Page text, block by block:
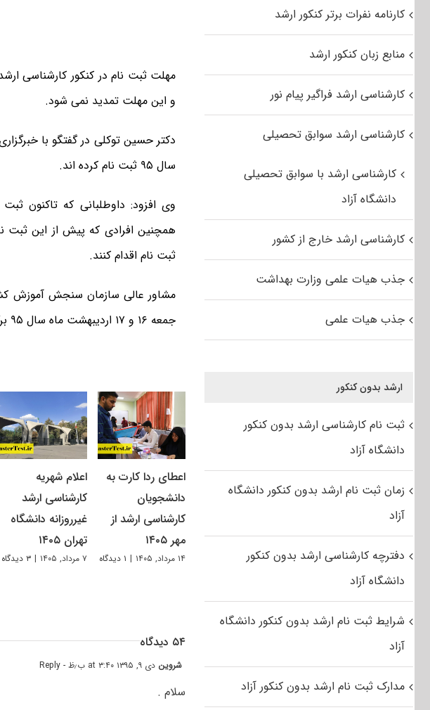
و این مهلت تمدید نمی شود.
سال ۹۵ ثبت نام کرده اند.
وی افزود: داوطلبانی که تاکنون
همچنین افرادی که پیش از این ثبت
ثبت نام اقدام کنند.
جمعه ۱۶ و ۱۷ اردیبهشت ماه سال ۹۵ برگزار می شود.
اعطای ردا کارت به
دانشجویان
کارشناسی ارشد از
مهر ۱۴۰۵
۱۴ مرداد, ۱۴۰۵ | ۱ دیدگاه
اعلام شهریه
کارشناسی ارشد
غیرروزانه دانشگاه
تهران ۱۴۰۵
۷ مرداد, ۱۴۰۵ | ۳ دیدگاه
۵۴ دیدگاه
شروین دی ۹, ۱۳۹۵ at ۳:۴۰ ب٫ظ - Reply
سلام .
کارنامه نفرات برتر کنکور ارشد
منابع زبان کنکور ارشد
کارشناسی ارشد فراگیر پیام نور
کارشناسی ارشد سوابق تحصیلی
کارشناسی ارشد با سوابق تحصیلی
دانشگاه آزاد
کارشناسی ارشد خارج از کشور
جذب هیات علمی وزارت بهداشت
جذب هیات علمی
ارشد بدون کنکور
ثبت نام کارشناسی ارشد بدون کنکور
دانشگاه آزاد
زمان ثبت نام ارشد بدون کنکور دانشگاه
آزاد
دفترچه کارشناسی ارشد بدون کنکور
دانشگاه آزاد
شرایط ثبت نام ارشد بدون کنکور دانشگاه
آزاد
مدارک ثبت نام ارشد بدون کنکور آزاد